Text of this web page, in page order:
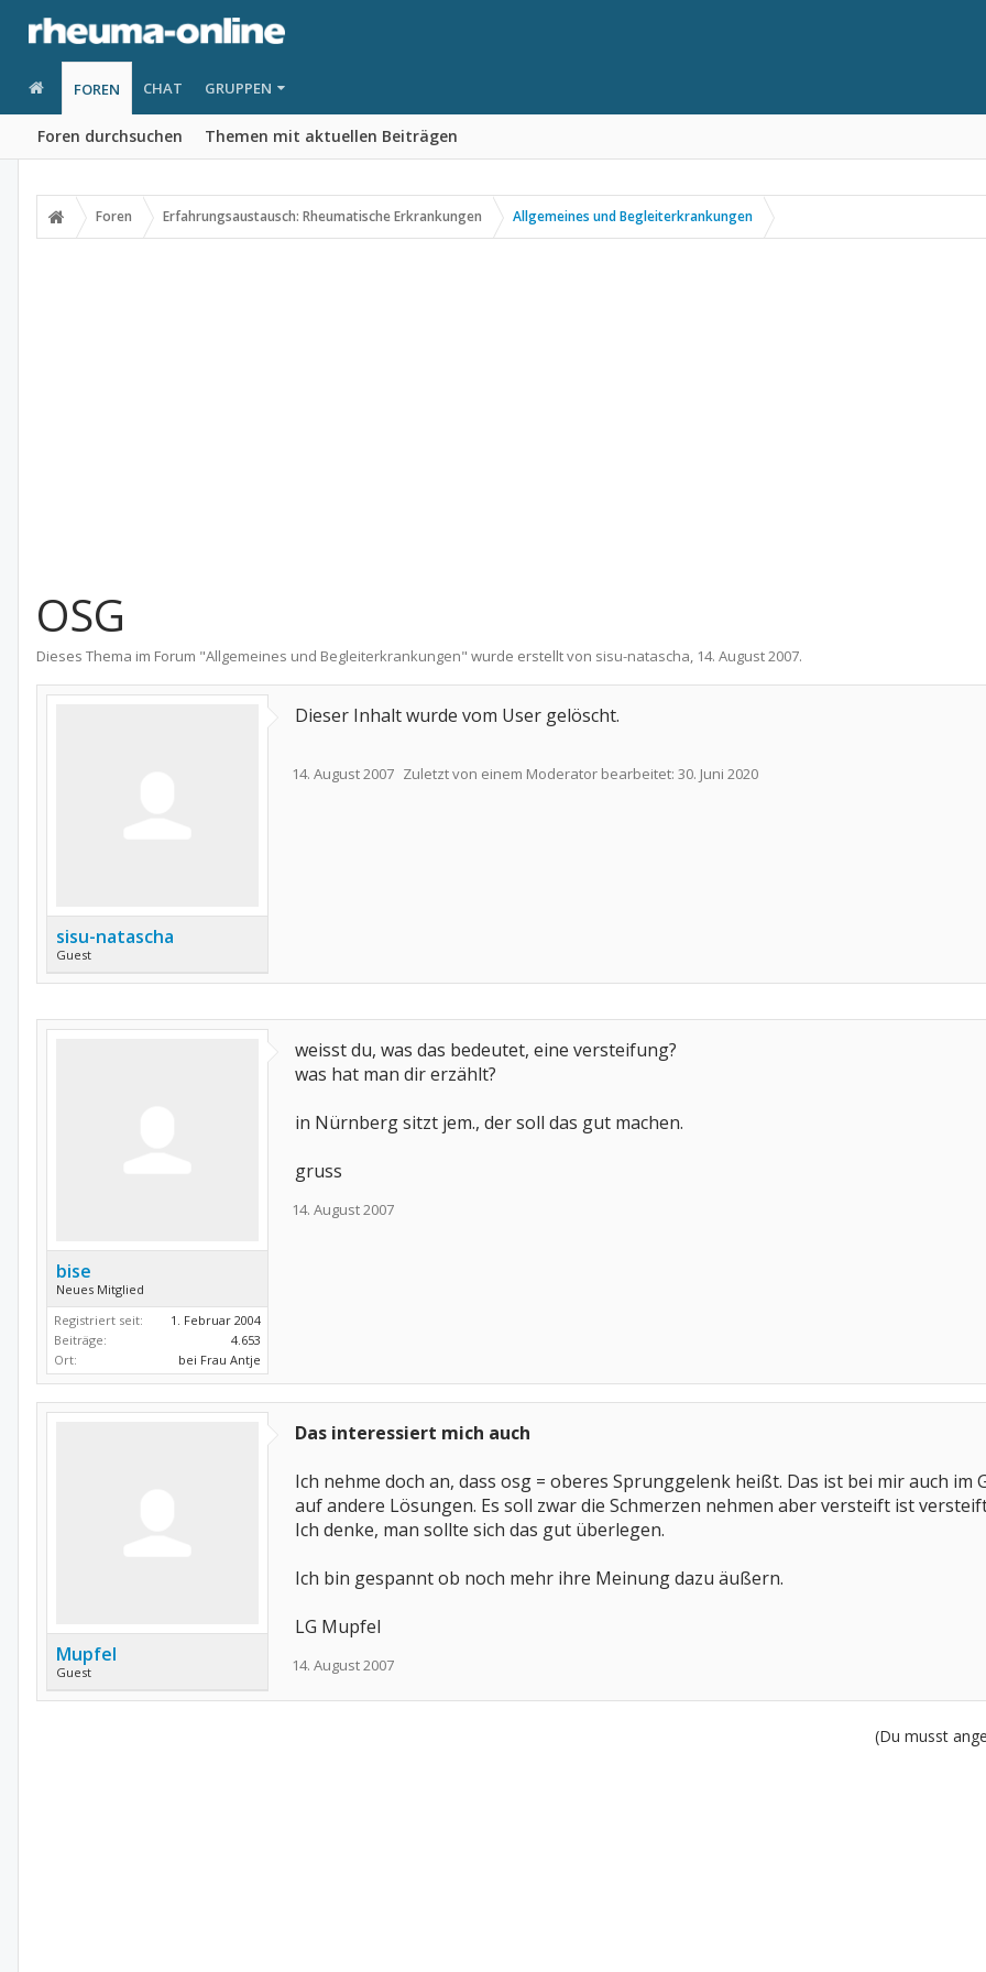
FOREN
Foren durchsuchen Themen mit aktuellen Beiträgen
CHAT GRUPPEN
Foren Erfahrungsaustausch: Rheumatische Erkrankungen Allgemeines und Begleiterkrankungen
OSG
Dieses Thema im Forum "Allgemeines und Begleiterkrankungen" wurde erstellt von sisu-natascha, 14. August 2007.
sisu-natascha
Guest
Dieser Inhalt wurde vom User gelöscht.
14. August 2007 Zuletzt von einem Moderator bearbeitet: 30. Juni 2020
bise
Neues Mitglied
Registriert seit:
1. Februar 2004
Beiträge:
4.653
Ort:
bei Frau Antje
weisst du, was das bedeutet, eine versteifung?
was hat man dir erzählt?
in Nürnberg sitzt jem., der soll das gut machen.
gruss
14. August 2007
Mupfel
Guest
Das interessiert mich auch
Ich nehme doch an, dass osg = oberes Sprunggelenk heißt. Das ist bei mir auch
auf andere Lösungen. Es soll zwar die Schmerzen nehmen aber versteift ist
Ich denke, man sollte sich das gut überlegen.
Ich bin gespannt ob noch mehr ihre Meinung dazu äußern.
LG Mupfel
14. August 2007
(Du musst